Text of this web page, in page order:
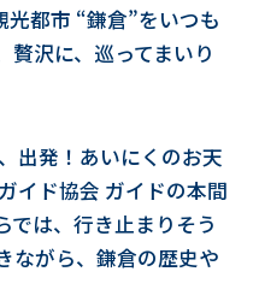
都市 “鎌倉”をいつも
贅沢に、巡ってまいり
出発！あいにくのお天
イド協会 ガイドの本間
では、行き止まりそう
ながら、鎌倉の歴史や